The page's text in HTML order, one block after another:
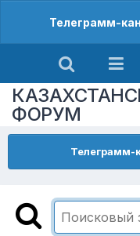
Телеграмм-
ФОРУМ
Телеграмм-